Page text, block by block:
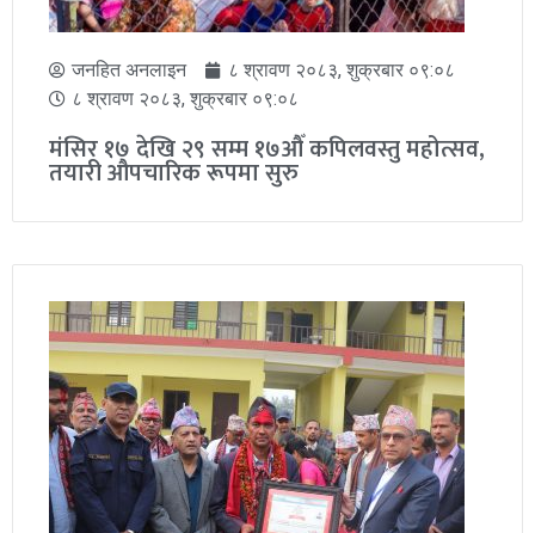
जनहित अनलाइन
१० श्रावण २०८३, आईतवार ०६:०१
गाउँ–टोलमै गुणस्तरीय ट्युसन सेवा सञ्चालन, अब
ट्युसनका लागि टाढा जानुपर्ने बाध्यता हट्ने